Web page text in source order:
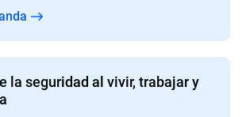
la seguridad al vivir, trabajar y